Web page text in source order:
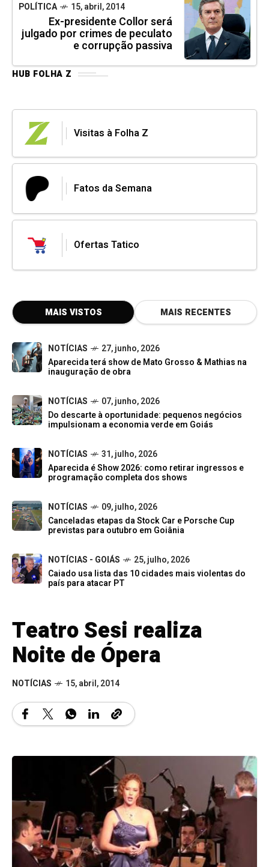
POLÍTICA 15, abril, 2014
Ex-presidente Collor será
julgado por crimes de peculato
e corrupção passiva
HUB FOLHA Z
Visitas à Folha Z
Fatos da Semana
Ofertas Tatico
MAIS VISTOS MAIS RECENTES
NOTÍCIAS
27, junho, 2026
Aparecida terá show de Mato Grosso & Mathias na
inauguração de obra
NOTÍCIAS
07, junho, 2026
Do descarte à oportunidade: pequenos negócios
impulsionam a economia verde em Goiás
NOTÍCIAS
31, julho, 2026
Aparecida é Show 2026: como retirar ingressos e
programação completa dos shows
NOTÍCIAS
09, julho, 2026
Canceladas etapas da Stock Car e Porsche Cup
previstas para outubro em Goiânia
NOTÍCIAS - GOIÁS
25, julho, 2026
Caiado usa lista das 10 cidades mais violentas do
país para atacar PT
Teatro Sesi realiza
Noite de Ópera
NOTÍCIAS 15, abril, 2014